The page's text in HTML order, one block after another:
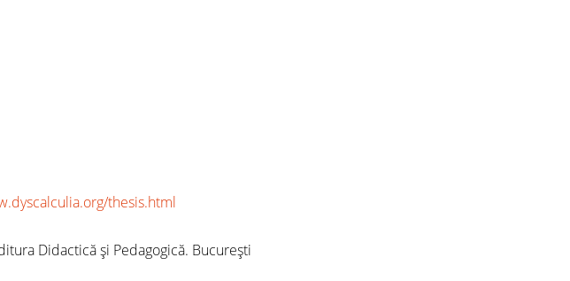
thesis.html
Didactică şi Pedagogică. Bucureşti